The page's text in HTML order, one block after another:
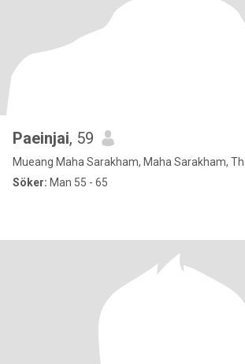
Paeinjai, 59
Mueang Maha Sarakham, Maha Sarakham,
Söker: Man 55 - 65